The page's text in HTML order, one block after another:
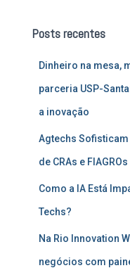
iPosts recentes
Dinheiro na mesa,
parceria USP-
a inovação
Agtechs
de CRAs e
Como a IA Está
Techs?
Na Rio Innovation
negócios com